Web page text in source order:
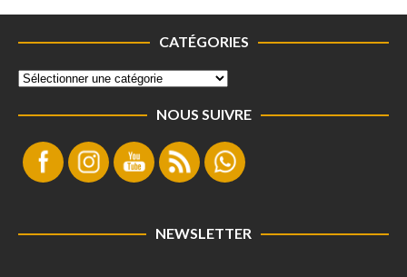
CATÉGORIES
NOUS SUIVRE
NEWSLETTER